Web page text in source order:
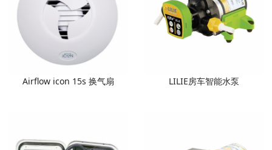
Airflow icon 15s 换气扇 LILIE房车智能水泵